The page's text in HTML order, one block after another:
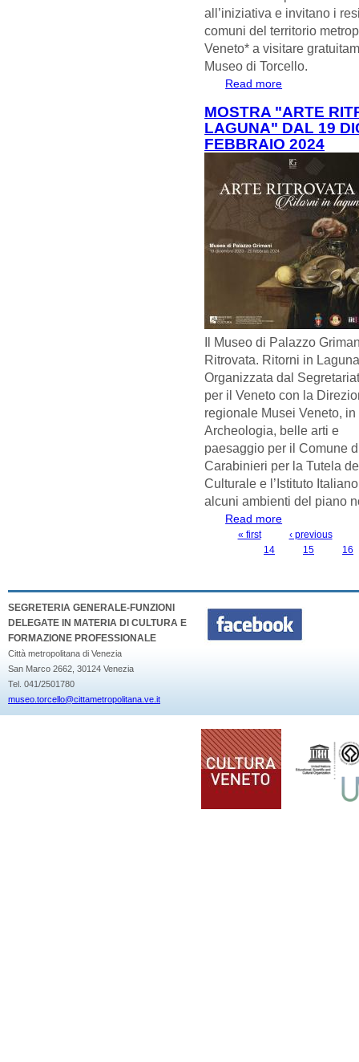
all’iniziativa e invitano i
comuni del territorio
Veneto* a visitare
Museo di Torcello.
Read more
MOSTRA "ARTE
LAGUNA" DAL 19
FEBBRAIO 2024
Il Museo di Palazzo
Ritrovata. Ritorni in
Organizzata dal
per il Veneto con la
regionale Musei Veneto,
Archeologia, belle arti e
paesaggio per il Comune
Carabinieri per la Tutela
Culturale e l’Istituto
alcuni ambienti del piano
Read more
DICEMBRE
« first
‹ previous
14
15 16
SEGRETERIA GENERALE-FUNZIONI
DELEGATE IN MATERIA DI CULTURA E
FORMAZIONE PROFESSIONALE
Città metropolitana di Venezia
San Marco 2662, 30124 Venezia
Tel. 041/2501780
museo.torcello@cittametropolitana.ve.it